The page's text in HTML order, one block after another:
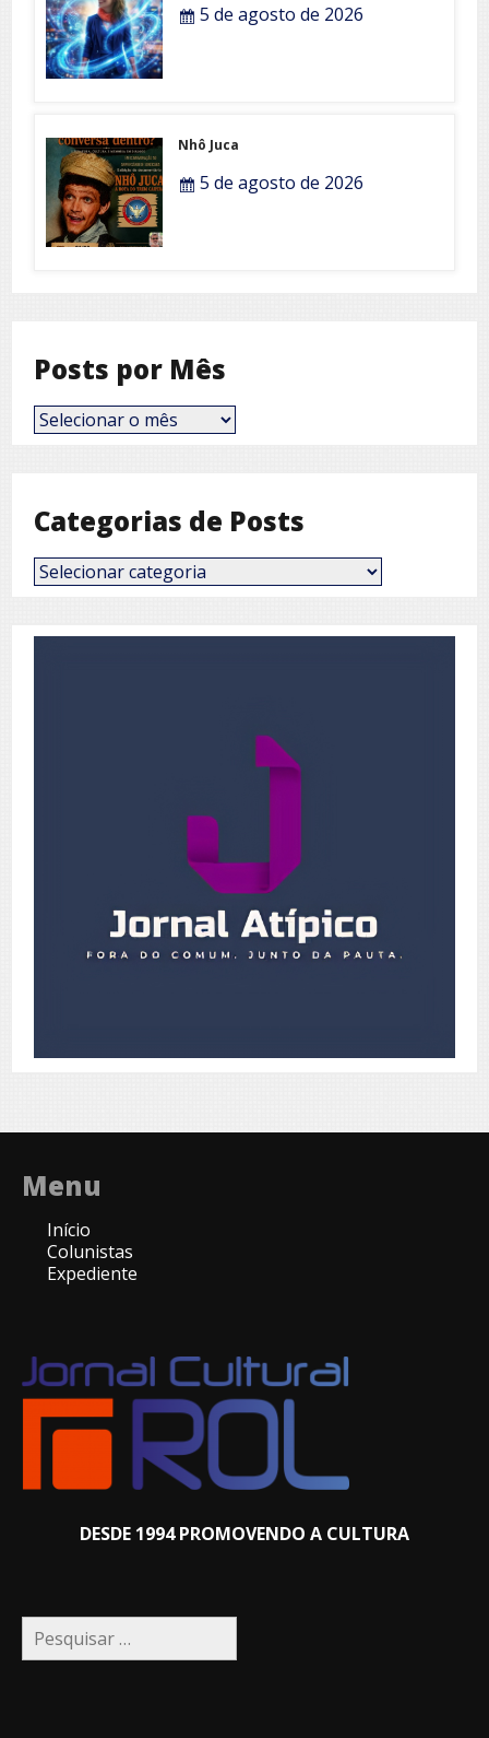
5 de agosto de 2026
Nhô Juca
5 de agosto de 2026
Posts por Mês
Posts
por
Categorias de Posts
Categorias
de
Menu
Início
Colunistas
Expediente
DESDE 1994 PROMOVENDO A CULTURA
Pesquisar
por: